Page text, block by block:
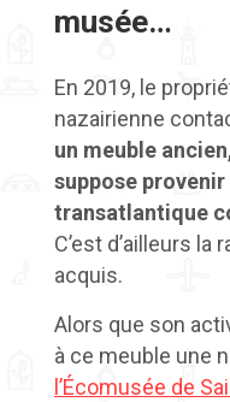
musée…
En 2019, le
nazairienne
un meuble
suppose provenir
transatlantique
C’est d’ailleurs la
acquis.
Alors que son
à ce meuble une
l’Écomusée de